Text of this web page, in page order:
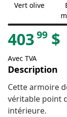
Vert olive
403 99 $
Avec TVA
Description
Cette armoire
véritable point
intérieure.